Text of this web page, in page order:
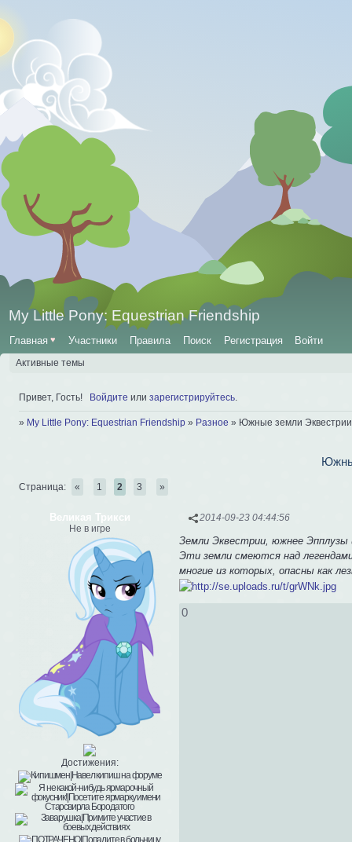
My Little Pony: Equestrian Friendship
Главная ♥ Участники Правила Поиск Регистрация Войти
Активные темы
Привет, Гость! Войдите или зарегистрируйтесь
» My Little Pony: Equestrian Friendship » Разное » Южные земли
Страница: « 1 2 3 »
2014-09-23 04:44:56
Великая Трикси
Не в игре
Достижения:
Земли Эквестрии, южнее
Эти земли смеются над
многие из которых, опасны как
0